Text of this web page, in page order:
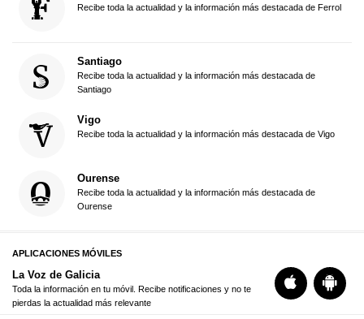
Recibe toda la actualidad y la información más destacada de Ferrol
Santiago
Recibe toda la actualidad y la información más destacada de
Santiago
Vigo
Recibe toda la actualidad y la información más destacada de Vigo
Ourense
Recibe toda la actualidad y la información más destacada de
Ourense
APLICACIONES MÓVILES
La Voz de Galicia
Toda la información en tu móvil. Recibe notificaciones y no te
pierdas la actualidad más relevante